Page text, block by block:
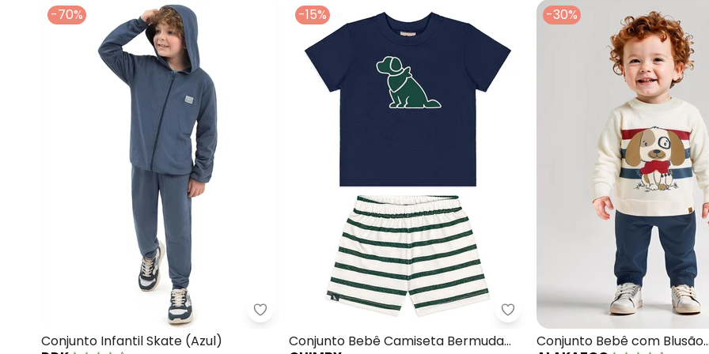
-70%
Ddk - Conjunto Infantil Skate (Azul)
Conjunto Infantil Skate (Azul)
-15%
Quimby - Conjunto Bebê
Conjunto Bebê Camiseta Bermuda
-30%
Conjunto Bebê com Blusão